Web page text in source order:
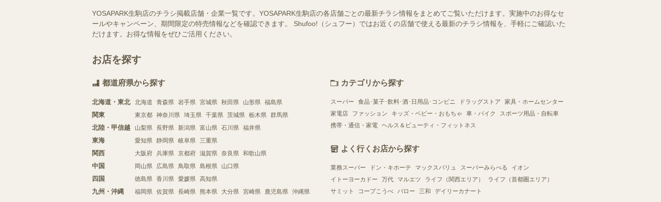
YOSAPARK生駒店のチラシ掲載店舗・企業一覧です。YOSAPARK生駒店の各店舗ごとの最新チラシ情報をまとめてご覧いただけます。実施中のお得なセ
ールやキャンペーン、期間限定の特売情報などを確認できます。 Shufoo!（シュフー）ではお近くの店舗で使える最新のチラシ情報を、手軽にご確認いた
だけます。お得な情報をぜひご活用ください。
お店を探す
都道府県から探す
北海道・東北 北海道 青森県 岩手県 宮城県 秋田県 山形県 福島県
関東 東京都 神奈川県 埼玉県 千葉県 茨城県 栃木県 群馬県
北陸・甲信越 山梨県 長野県 新潟県 富山県 石川県 福井県
東海 愛知県 静岡県 岐阜県 三重県
関西 大阪府 兵庫県 京都府 滋賀県 奈良県 和歌山県
中国 岡山県 広島県 鳥取県 島根県 山口県
四国 徳島県 香川県 愛媛県 高知県
九州・沖縄 福岡県 佐賀県 長崎県 熊本県 大分県 宮崎県 鹿児島県 沖縄県
カテゴリから探す
スーパー 食品･菓子･飲料･酒･日用品･コンビニ ドラッグストア
家具・ホームセンター
家電店
ファッション キッズ・ベビー・おもちゃ 車・バイク
スポーツ用品・自転車
携帯・通信・家電 ヘルス＆ビューティ・フィットネス
よく行くお店から探す
業務スーパー ドン・キホーテ マックスバリュ スーパーみらべる
イオン
イトーヨーカドー
万代 マルエツ ライフ（関西エリア）
ライフ（首都圏エリア）
サミット
コープこうべ バロー 三和 デイリーカナート